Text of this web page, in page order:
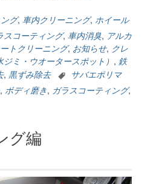
も
有
り
難
う
ご
ざ
グ, 車内クリーニング, ホイール
スコーティング, 車内消臭, アルカ
トクリーニング, お知らせ, クレ
ミ・ウオータースポット） , 鉄
, 黒ずみ除去
サバエポリマ
, ボディ磨き, ガラスコーティング,
グ編